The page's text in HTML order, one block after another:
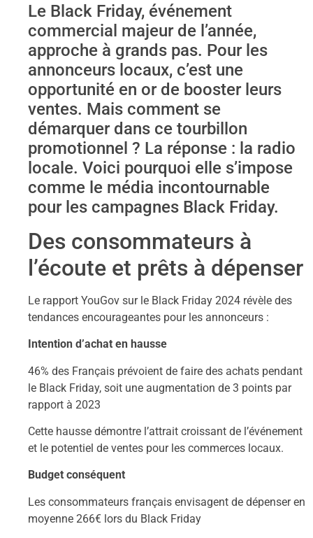
Le Black Friday, événement
commercial majeur de l’année,
approche à grands pas. Pour les
annonceurs locaux, c’est une
opportunité en or de booster leurs
ventes. Mais comment se
démarquer dans ce tourbillon
promotionnel ? La réponse : la radio
locale. Voici pourquoi elle s’impose
comme le média incontournable
pour les campagnes Black Friday.
Des consommateurs à
l’écoute et prêts à dépenser
Le rapport YouGov sur le Black Friday 2024 révèle des
tendances encourageantes pour les annonceurs :
Intention d’achat en hausse
46% des Français prévoient de faire des achats pendant
le Black Friday, soit une augmentation de 3 points par
rapport à 2023
Cette hausse démontre l’attrait croissant de l’événement
et le potentiel de ventes pour les commerces locaux.
Budget conséquent
Les consommateurs français envisagent de dépenser en
moyenne 266€ lors du Black Friday